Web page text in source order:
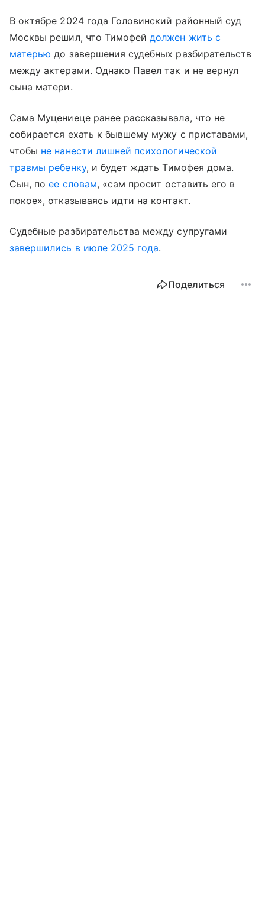
В октябре 2024 года Головинский районный суд
Москвы решил, что Тимофейдолжен жить с
матерью до завершения судебных разбирательств
между актерами. Однако Павел так и не вернул
сына матери.
Сама Муцениеце ранее рассказывала, что не
собирается ехать к бывшему мужу с приставами,
чтобы не нанести лишней психологической
травмы ребенку, и будет ждать Тимофея дома.
Сын, поее словам, «сам просит оставить его в
покое», отказываясь идти на контакт.
Судебные разбирательства между супругами
завершились в июле 2025 года.
Поделиться